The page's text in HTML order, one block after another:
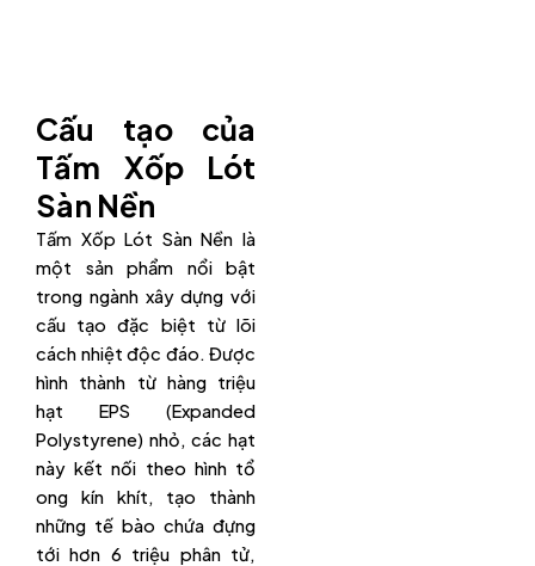
Cấu tạo của
Tấm Xốp Lót
Sàn Nền
Tấm Xốp Lót Sàn Nền là
một sản phẩm nổi bật
trong ngành xây dựng với
cấu tạo đặc biệt từ lõi
cách nhiệt độc đáo. Được
hình thành từ hàng triệu
hạt EPS (Expanded
Polystyrene) nhỏ, các hạt
này kết nối theo hình tổ
ong kín khít, tạo thành
những tế bào chứa đựng
tới hơn 6 triệu phân tử,